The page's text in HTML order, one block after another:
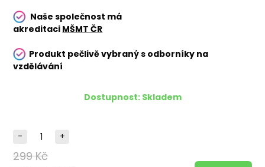
Naše společnost má
akreditaci MŠMT ČR
Produkt pečlivě vybraný s odborníky na
vzdělávání
Dostupnost: Skladem
299 Kč
- +